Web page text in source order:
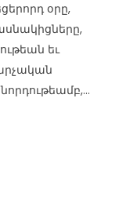
օրը,
եւ